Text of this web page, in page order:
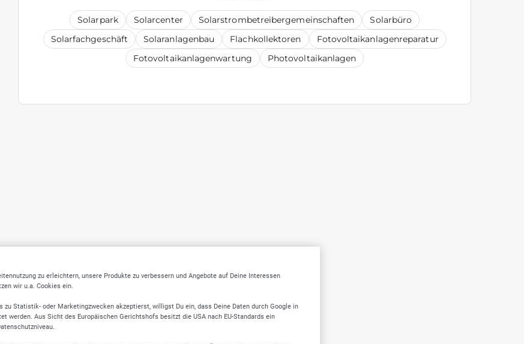
Solarpark Solarcenter Solarstrombetreibergemeinschaften
Solarbüro
Solarfachgeschäft
Solaranlagenbau Flachkollektoren
Fotovoltaikanlagenreparatur
Fotovoltaikanlagenwartung
Photovoltaikanlagen
zu erleichtern, unsere Produkte zu verbessern und Angebote auf Deine Interessen
wir u.a. Cookies ein.
zu Statistik- oder Marketingzwecken akzeptierst, willigst Du ein, dass Deine Daten durch Google in
werden. Aus Sicht des Europäischen Gerichtshofs besitzt die USA nach EU-Standards ein